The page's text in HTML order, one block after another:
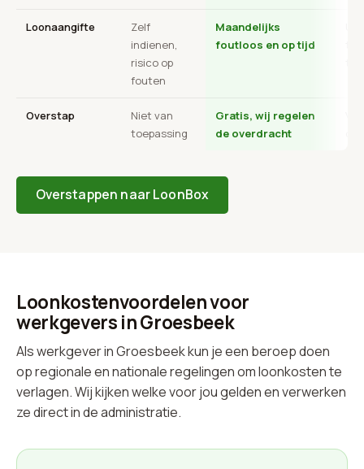
Loonaangifte
Zelf
indienen,
risico op
fouten
Maandelijks
foutloos en op tijd
Overstap
Niet van
toepassing
Gratis, wij regelen
de overdracht
Overstappen naar LoonBox
Loonkostenvoordelen voor
werkgevers in Groesbeek
Als werkgever in Groesbeek kun je een beroep doen
op regionale en nationale regelingen om loonkosten te
verlagen. Wij kijken welke voor jou gelden en verwerken
ze direct in de administratie.